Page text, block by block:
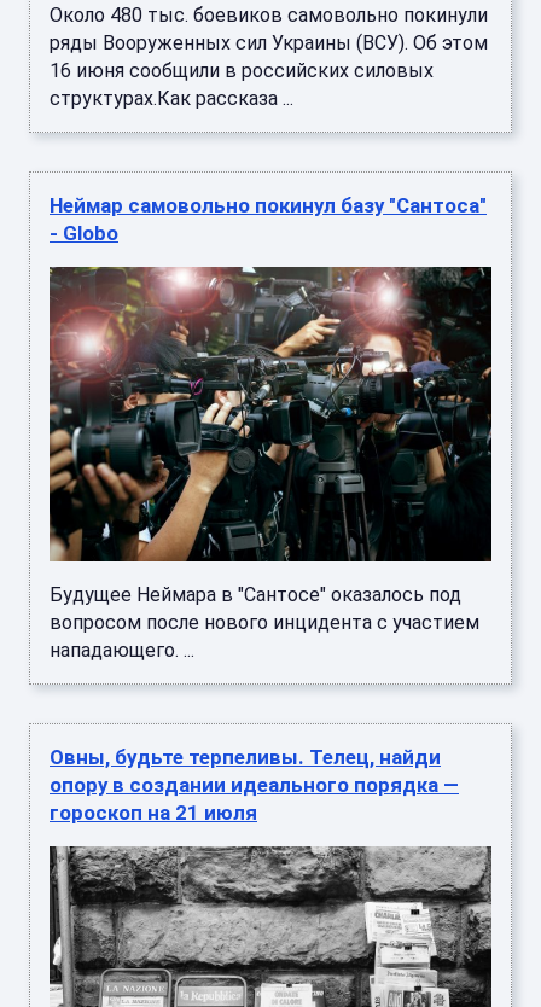
Около 480 тыс. боевиков самовольно покинули
ряды Вооруженных сил Украины (ВСУ). Об этом
16 июня сообщили в российских силовых
структурах.Как рассказа ...
Неймар самовольно покинул базу "Сантоса"
- Globo
Будущее Неймара в "Сантосе" оказалось под
вопросом после нового инцидента с участием
нападающего. ...
Овны, будьте терпеливы. Телец, найди
опору в создании идеального порядка —
гороскоп на 21 июля